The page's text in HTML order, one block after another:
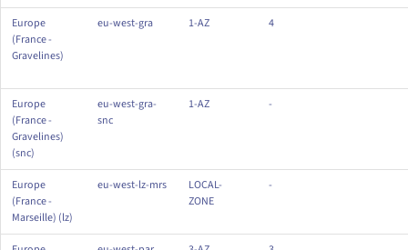
Europe
(France -
Gravelines)
eu-west-gra 1-AZ 4
Europe
(France -
Gravelines)
(snc)
eu-west-gra-
snc
1-AZ -
Europe
(France -
Marseille) (lz)
eu-west-lz-mrs
LOCAL-
ZONE
-